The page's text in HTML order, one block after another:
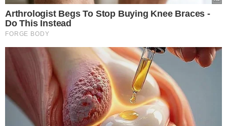
A AGU também investiga a possível participação da
empresa BF01 Participações Societárias, ainda não
incluída na ação, mas mencionada pela CGU como
potencial envolvida. A inclusão dependerá de novos
elementos que confirmem seu grau de envolvimento no
esquema.